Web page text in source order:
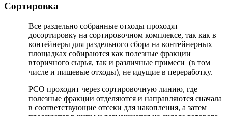
Сортировка
Все раздельно собранные отходы проходят
досортировку на сортировочном комплексе, так как в
контейнеры для раздельного сбора на контейнерных
площадках собираются как полезные фракции
вторичного сырья, так и различные примеси (в том
числе и пищевые отходы), не идущие в переработку.
РСО проходит через сортировочную линию, где
полезные фракции отделяются и направляются сначала
в соответствующие отсеки для накопления, а затем